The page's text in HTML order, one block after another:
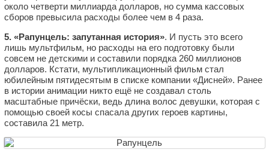
около четверти миллиарда долларов, но сумма кассовых
сборов превысила расходы более чем в 4 раза.
5. «Рапунцель: запутанная история». И пусть это всего
лишь мультфильм, но расходы на его подготовку были
совсем не детскими и составили порядка 260 миллионов
долларов. Кстати, мультипликационный фильм стал
юбилейным пятидесятым в списке компании «Дисней». Ранее
в истории анимации никто ещё не создавал столь
масштабные причёски, ведь длина волос девушки, которая с
помощью своей косы спасала других героев картины,
составила 21 метр.